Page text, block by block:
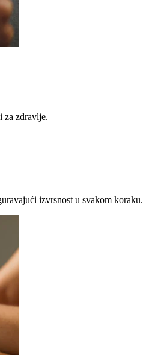
za zdravlje.
izvrsnost u svakom koraku.